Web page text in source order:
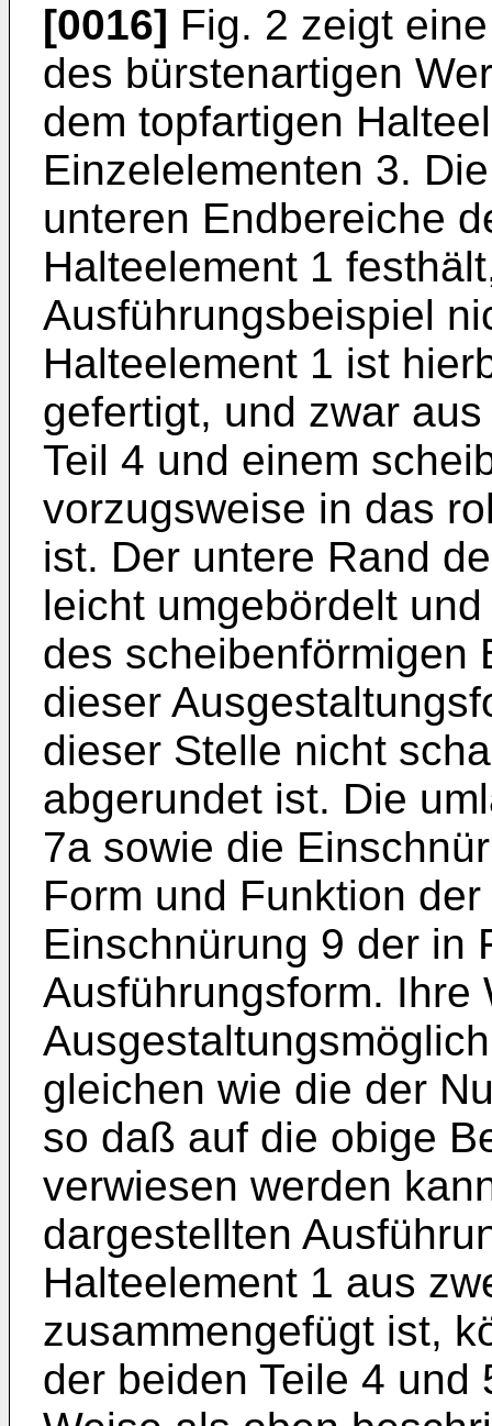
[0016] Fig. 2 zeigt
des bürstenartigen
dem topfartigen
Einzelelementen 3.
unteren Endbereiche
Halteelement 1
Ausführungsbeispiel
Halteelement 1 ist
gefertigt, und zwar
Teil 4 und einem
vorzugsweise in das
ist. Der untere Rand
leicht umgebördelt
des scheibenförmigen
dieser
dieser Stelle nicht
abgerundet ist. Die
7a sowie die
Form und Funktion
Einschnürung 9 der in
Ausführungsform. Ihre
gleichen wie die der
so daß auf die obige
verwiesen werden
dargestellten
Halteelement 1 aus
zusammengefügt ist,
der beiden Teile 4 und